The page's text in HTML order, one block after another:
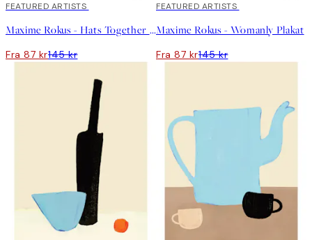
40%*
FEATURED ARTISTS
Maxime Rokus - Hats Together Plakat
Fra 87 kr145 kr
40%*
FEATURED ARTISTS
Maxime Rokus - Womanly Plakat
Fra 87 kr145 kr